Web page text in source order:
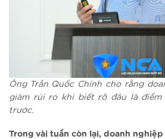
Ông Trần Quốc Chính cho rằng
giảm rủi ro khi biết rõ đâu là điểm
trước.
Trong vài tuần còn lại, doanh